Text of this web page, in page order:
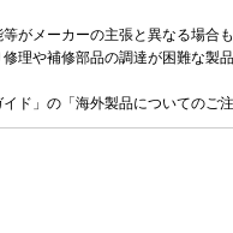
がメーカーの主張と異なる場合も
理や補修部品の調達が困難な製品
ド」の「海外製品についてのご